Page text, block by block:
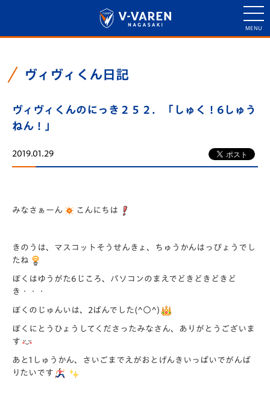
ヴィヴィくん日記
ヴィヴィくんのにっき２５２．「しゅく！6しゅう
ねん！」
2019.01.29
みなさぁーん こんにちは
きのうは、マスコットそうせんきょ、ちゅうかんはっぴょうでし
たね
ぼくはゆうがた6じころ、パソコンのまえでどきどきどきど
き・・・
ぼくのじゅんいは、2ばんでした(^○^)
ぼくにとうひょうしてくださったみなさん、ありがとうございま
す
あと1しゅうかん、さいごまでえがおとげんきいっぱいでがんば
りたいです